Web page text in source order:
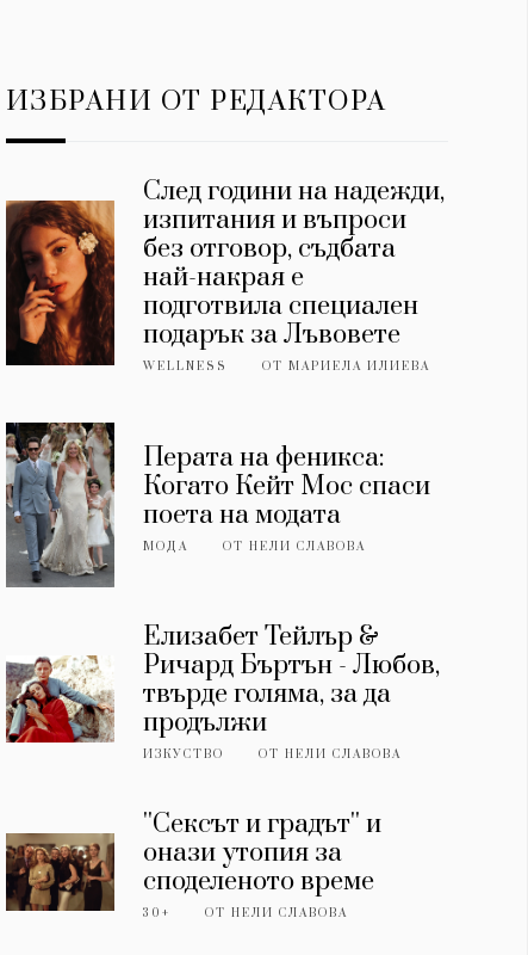
ИЗБРАНИ ОТ РЕДАКТОРА
След години на надежди,
изпитания и въпроси
без отговор, съдбата
най-накрая е
подготвила специален
подарък за Лъвовете
WELLNESS ОТМАРИЕЛА ИЛИЕВА
Перата на феникса:
Когато Кейт Мос спаси
поета на модата
МОДА ОТНЕЛИ СЛАВОВА
Елизабет Тейлър &
Ричард Бъртън - Любов,
твърде голяма, за да
продължи
ИЗКУСТВО ОТНЕЛИ СЛАВОВА
''Сексът и градът'' и
онази утопия за
споделеното време
30+ ОТНЕЛИ СЛАВОВА